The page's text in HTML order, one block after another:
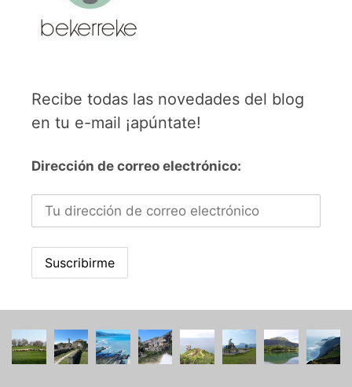
Recibe todas las novedades del blog
en tu e-mail ¡apúntate!
Dirección de correo electrónico: